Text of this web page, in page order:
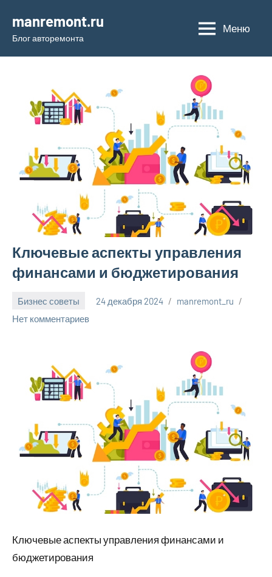
содержимому
manremont.ru
Блог авторемонта
Меню
Ключевые аспекты управления
финансами и бюджетирования
Бизнес советы 24 декабря 2024
manremont_ru
Нет комментариев
Ключевые аспекты управления финансами и
бюджетирования